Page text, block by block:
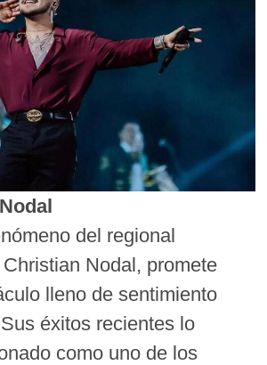
del regional
Nodal, promete
lleno de sentimiento
éxitos recientes lo
como uno de los